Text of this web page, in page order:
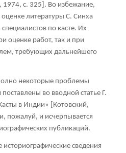
1974, с. 325]. Во избежание,
литературы С. Синха
по касте. Их
оценке работ, так и при
требующих дальнейшего
некоторые проблемы
во вводной статье Г.
в Индии» [Котовский,
пожалуй, и исчерпывается
публикаций.
сведения